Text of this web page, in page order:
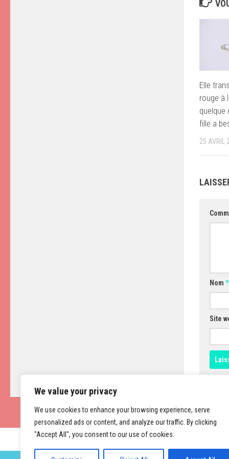
We value your privacy
We use cookies to enhance your browsing experience, serve
personalized ads or content, and analyze our traffic. By clicking
"Accept All", you consent to our use of cookies.
Elle
rouge à
quelque
fille a
25 AVRIL
Nom *
Site